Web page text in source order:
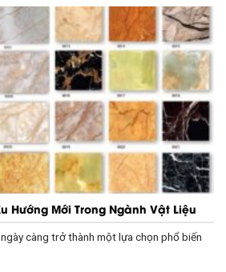
Hướng Mới Trong Ngành Vật Liệu
càng trở thành một lựa chọn phổ biến